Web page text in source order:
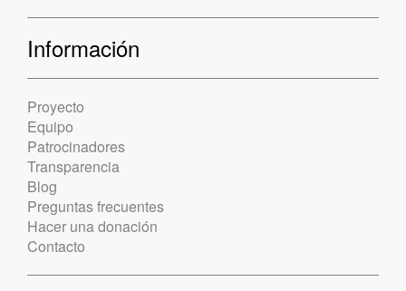
Información
Proyecto
Equipo
Patrocinadores
Transparencia
Blog
Preguntas frecuentes
Hacer una donación
Contacto